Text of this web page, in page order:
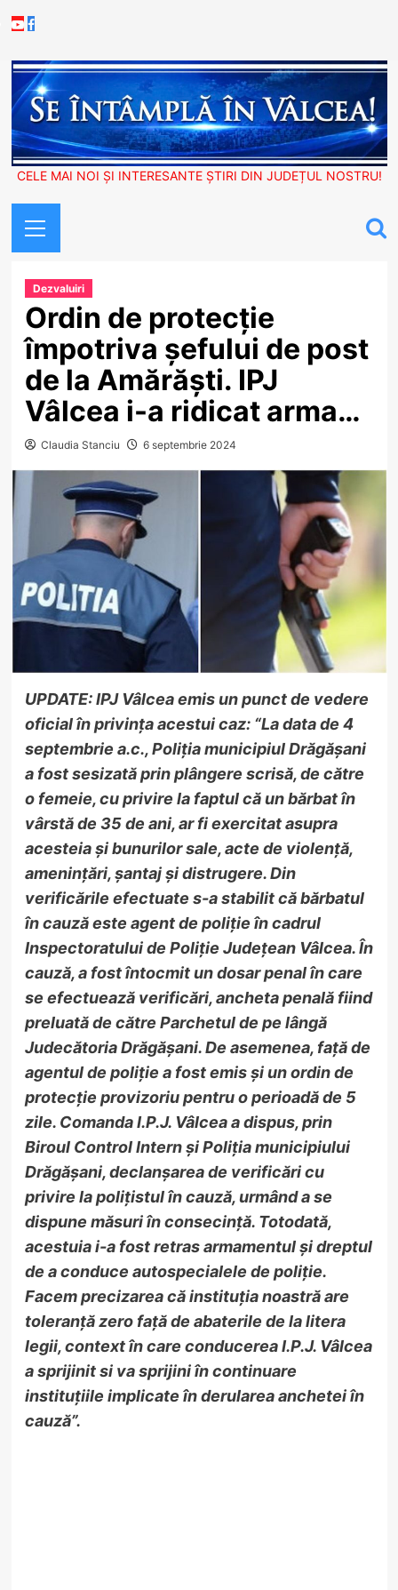
to
Youtube
Facebook
CELE MAI NOI ȘI INTERESANTE ȘTIRI DIN JUDEȚUL NOSTRU!
Menu
Dezvaluiri
Ordin de protecție
împotriva șefului de post
de la Amărăști. IPJ
Vâlcea i-a ridicat arma…
Claudia Stanciu 6 septembrie 2024
UPDATE: IPJ Vâlcea emis un punct de vedere
oficial în privința acestui caz: “La data de 4
septembrie a.c., Poliția municipiul Drăgășani
a fost sesizată prin plângere scrisă, de către
o femeie, cu privire la faptul că un bărbat în
vârstă de 35 de ani, ar fi exercitat asupra
acesteia și bunurilor sale, acte de violență,
amenințări, șantaj și distrugere. Din
verificările efectuate s-a stabilit că bărbatul
în cauză este agent de poliție în cadrul
Inspectoratului de Poliție Județean Vâlcea. În
cauză, a fost întocmit un dosar penal în care
se efectuează verificări, ancheta penală fiind
preluată de către Parchetul de pe lângă
Judecătoria Drăgășani. De asemenea, față de
agentul de poliție a fost emis și un ordin de
protecție provizoriu pentru o perioadă de 5
zile. Comanda I.P.J. Vâlcea a dispus, prin
Biroul Control Intern și Poliția municipiului
Drăgășani, declanșarea de verificări cu
privire la polițistul în cauză, urmând a se
dispune măsuri în consecință. Totodată,
acestuia i-a fost retras armamentul și dreptul
de a conduce autospecialele de poliție.
Facem precizarea că instituția noastră are
toleranță zero față de abaterile de la litera
legii, context în care conducerea I.P.J. Vâlcea
a sprijinit si va sprijini în continuare
instituțiile implicate în derularea anchetei în
cauză”.